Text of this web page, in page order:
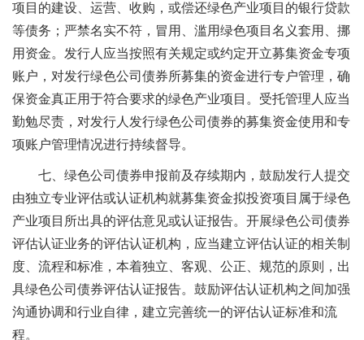
项目的建设、运营、收购，或偿还绿色产业项目的银行贷款
等债务；严禁名实不符，冒用、滥用绿色项目名义套用、挪
用资金。发行人应当按照有关规定或约定开立募集资金专项
账户，对发行绿色公司债券所募集的资金进行专户管理，确
保资金真正用于符合要求的绿色产业项目。受托管理人应当
勤勉尽责，对发行人发行绿色公司债券的募集资金使用和专
项账户管理情况进行持续督导。
七、绿色公司债券申报前及存续期内，鼓励发行人提交
由独立专业评估或认证机构就募集资金拟投资项目属于绿色
产业项目所出具的评估意见或认证报告。开展绿色公司债券
评估认证业务的评估认证机构，应当建立评估认证的相关制
度、流程和标准，本着独立、客观、公正、规范的原则，出
具绿色公司债券评估认证报告。鼓励评估认证机构之间加强
沟通协调和行业自律，建立完善统一的评估认证标准和流
程。